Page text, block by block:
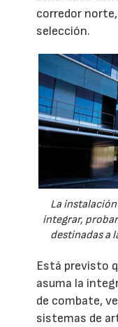
corredor
selección.
La
integrar,
destinadas a
Está previsto
asuma la
de combate,
sistemas de